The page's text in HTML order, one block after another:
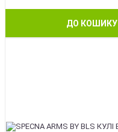
ДО КОШИКУ